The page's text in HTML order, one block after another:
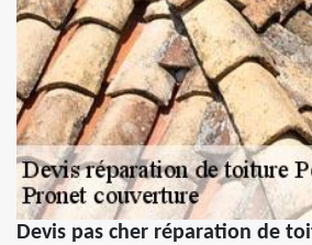
Devis pas cher réparation de